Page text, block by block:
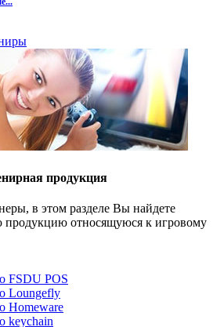
продукция
в этом разделе Вы найдете
продукцию относящуюся к игровому
FSDU POS
Loungefly
Homeware
keychain